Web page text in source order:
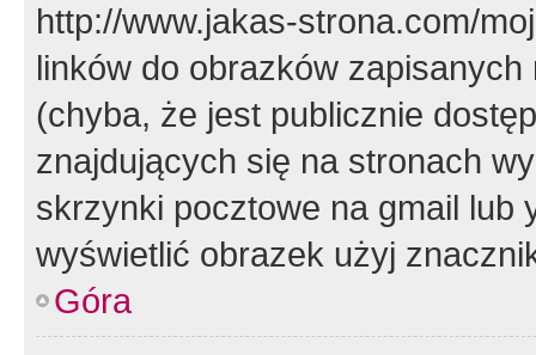
http://www.jakas-strona.com/
linków do obrazków
(chyba, że jest publicznie
znajdujących się na stronach
skrzynki pocztowe na gmail lub
wyświetlić obrazek użyj
Góra